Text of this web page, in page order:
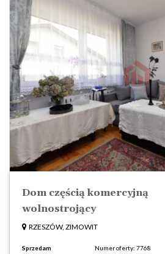
Dom częścią komercyjną
wolnostrojący
RZESZÓW, ZIMOWIT
Sprzedam Numer oferty: 7768